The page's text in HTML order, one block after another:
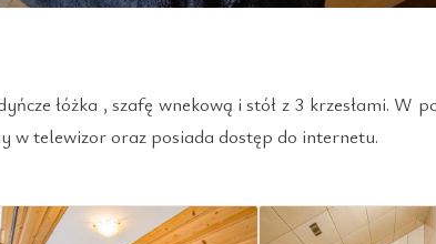
łóżka , szafę wnekową i stół z 3 krzesłami. W
w telewizor oraz posiada dostęp do internetu.